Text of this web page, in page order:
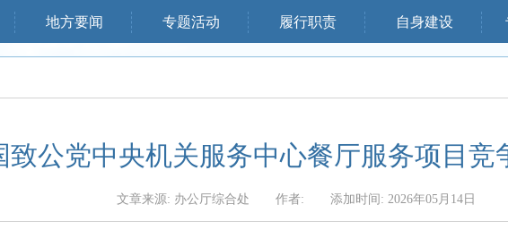
地方要闻 专题活动 履行职责 自身建设
致公党中央机关服务中心餐厅服务项目竞
文章来源: 办公厅综合处 作者: 添加时间: 2026年05月14日